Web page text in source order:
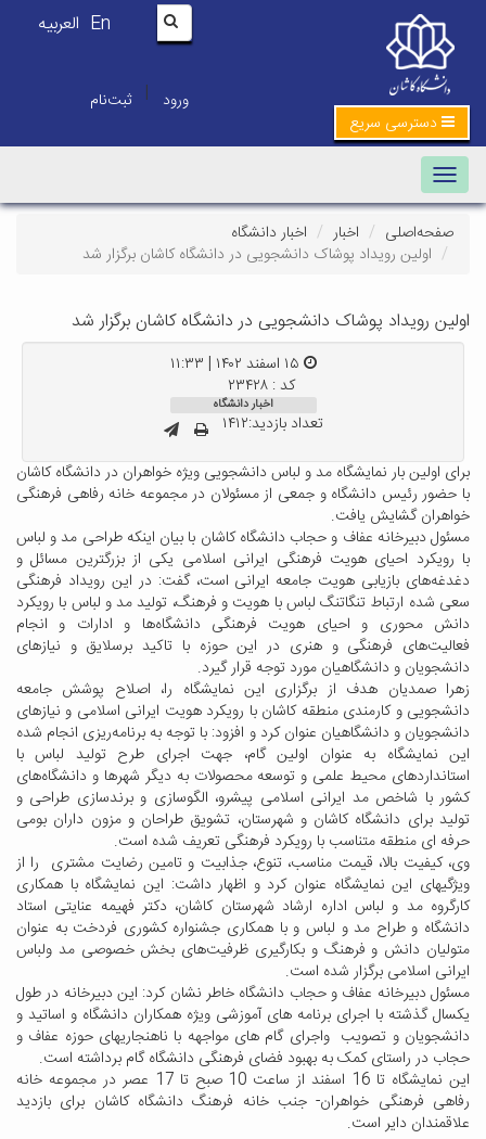
En العربیه
ورود | ثبت‌نام
دسترسی سریع
Toggle navigation
صفحه‌اصلی اخبار
اخبار دانشگاه
اولین رویداد پوشاک دانشجویی در دانشگاه کاشان برگزار شد
اولین رویداد پوشاک دانشجویی در دانشگاه کاشان برگزار شد
کد : ۲۳۴۲۸
اخبار دانشگاه
تعداد بازدید:۱۴۱۲
برای اولین بار نمایشگاه مد و لباس دانشجویی ویژه خواهران در دانشگاه کاشان
با حضور رئیس دانشگاه و جمعی از مسئولان در مجموعه خانه رفاهی فرهنگی
خواهران گشایش یافت.
مسئول دبیرخانه عفاف و حجاب دانشگاه کاشان با بیان اینکه طراحی مد و لباس
با رویکرد احیای هویت فرهنگی ایرانی اسلامی یکی از بزرگترین مسائل و
دغدغه‌های بازیابی هویت جامعه ایرانی است، گفت: در این رویداد فرهنگی
سعی شده ارتباط تنگاتنگ لباس با هویت و فرهنگ، تولید مد و لباس با رویکرد
دانش محوری و احیای هویت فرهنگی دانشگاه‌ها و ادارات و انجام
فعالیت‌های فرهنگی و هنری در این حوزه با تاکید برسلایق و نیازهای
دانشجویان و دانشگاهیان مورد توجه قرار گیرد.
زهرا صمدیان هدف از برگزاری این نمایشگاه را، اصلاح پوشش جامعه
دانشجویی و کارمندی منطقه کاشان با رویکرد هویت ایرانی اسلامی و نیازهای
دانشجویان و دانشگاهیان عنوان کرد و افزود: با توجه به برنامه‌ریزی انجام شده
این نمایشگاه به عنوان اولین گام، جهت اجرای طرح تولید لباس با
استانداردهای محیط علمی و توسعه محصولات به دیگر شهرها و دانشگاه‌های
کشور با شاخص مد ایرانی اسلامی پیشرو، الگوسازی و برندسازی طراحی و
تولید برای دانشگاه کاشان و شهرستان، تشویق طراحان و مزون داران بومی
حرفه ای منطقه متناسب با رویکرد فرهنگی تعریف شده است.
وی، کیفیت بالا، قیمت مناسب، تنوع، جذابیت و تامین رضایت مشتری را از
ویژگیهای این نمایشگاه عنوان کرد و اظهار داشت: این نمایشگاه با همکاری
کارگروه مد و لباس اداره ارشاد شهرستان کاشان، دکتر فهیمه عنایتی استاد
دانشگاه و طراح مد و لباس و با همکاری جشنواره کشوری فردخت به عنوان
متولیان دانش و فرهنگ و بکارگیری ظرفیت‌های بخش خصوصی مد ولباس
ایرانی اسلامی برگزار شده است.
مسئول دبیرخانه عفاف و حجاب دانشگاه خاطر نشان کرد: این دبیرخانه در طول
یکسال گذشته با اجرای برنامه های آموزشی ویژه همکاران دانشگاه و اساتید و
دانشجویان و تصویب واجرای گام های مواجهه با ناهنجاریهای حوزه عفاف و
حجاب در راستای کمک به بهبود فضای فرهنگی دانشگاه گام برداشته است.
این نمایشگاه تا 16 اسفند از ساعت 10 صبح تا 17 عصر در مجموعه خانه
رفاهی فرهنگی خواهران- جنب خانه فرهنگ دانشگاه کاشان برای بازدید
علاقمندان دایر است.